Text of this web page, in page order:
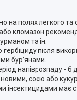
полях легкого та
кломазон
та ін.
після
бур’янами.
напіврозпаду - 6
соєю або
інсектицидами має